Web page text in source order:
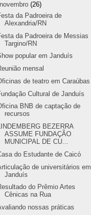
novembro (26)
da Padroeira de
Alexandria/RN
da Padroeira de Messias
Targino/RN
popular em Janduís
mensal
de teatro em Caraúbas
Cultural de Janduís
BNB de captação de
recursos
BEZERRA
ASSUME FUNDAÇÃO
MUNICIPAL DE CU...
do Estudante de Caicó
de universitários em
Janduís
do Prêmio Artes
Cênicas na Rua
nossas práticas